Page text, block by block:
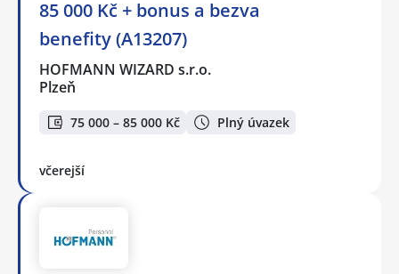
85 000 Kč + bonus a bezva
benefity (A13207)
HOFMANN WIZARD s.r.o.
Plzeň
75 000 – 85 000 Kč Plný úvazek
včerejší